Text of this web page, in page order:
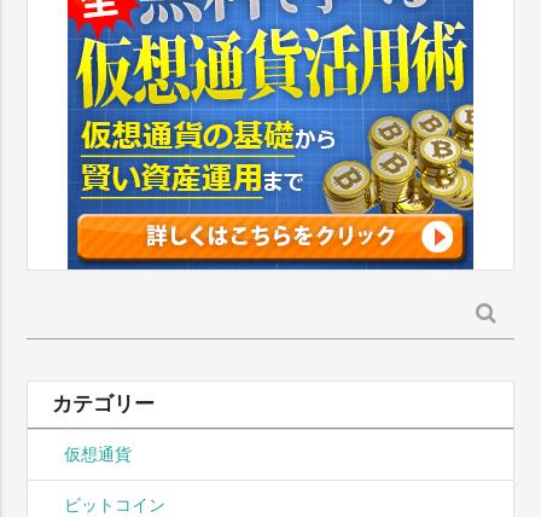
索:
カテゴリー
仮想通貨
ビットコイン